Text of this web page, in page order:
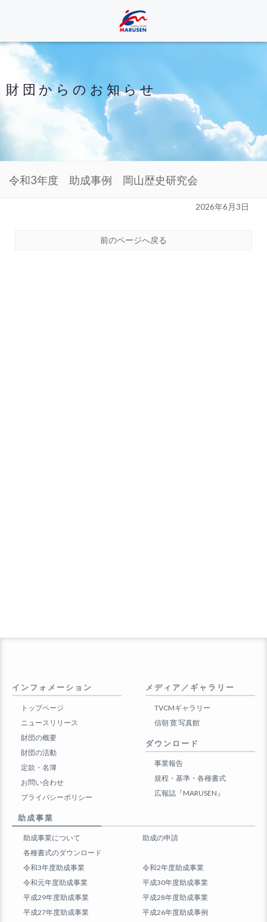
財団からのお知らせ
令和3年度 助成事例 岡山歴史研究会
2026年6月3日
前のページへ戻る
インフォメーション
トップページ
ニュースリリース
財団の概要
財団の活動
定款・名簿
お問い合わせ
プライバシーポリシー
メディア／ギャラリー
TVCMギャラリー
信朝 寛 写真館
ダウンロード
事業報告
規程・基準・各種書式
広報誌『MARUSEN』
助成事業
助成事業について
助成の申請
各種書式のダウンロード
令和3年度助成事業
令和2年度助成事業
令和元年度助成事業
平成30年度助成事業
平成29年度助成事業
平成28年度助成事業
平成27年度助成事業
平成26年度助成事例